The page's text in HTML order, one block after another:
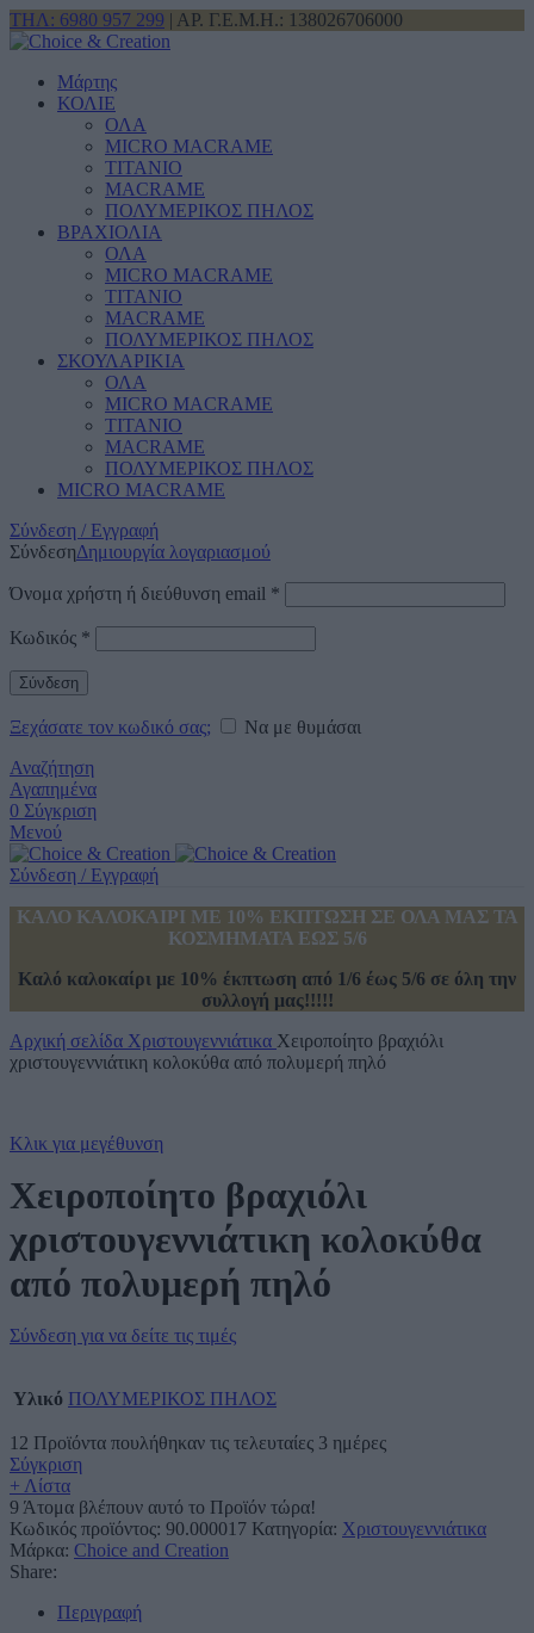
ΤΗΛ: 6980 957 299 | ΑΡ. Γ.Ε.Μ.Η.: 138026706000
Μάρτης
ΚΟΛΙΕ
ΟΛΑ
MICRO MACRAME
ΤΙΤΑΝΙΟ
MACRAME
ΠΟΛΥΜΕΡΙΚΟΣ ΠΗΛΟΣ
ΒΡΑΧΙΟΛΙΑ
ΟΛΑ
MICRO MACRAME
ΤΙΤΑΝΙΟ
MACRAME
ΠΟΛΥΜΕΡΙΚΟΣ ΠΗΛΟΣ
ΣΚΟΥΛΑΡΙΚΙΑ
ΟΛΑ
MICRO MACRAME
ΤΙΤΑΝΙΟ
MACRAME
ΠΟΛΥΜΕΡΙΚΟΣ ΠΗΛΟΣ
MICRO MACRAME
Σύνδεση / Εγγραφή
ΣύνδεσηΔημιουργία λογαριασμού
Όνομα χρήστη ή διεύθυνση email *
Κωδικός *
Σύνδεση
Ξεχάσατε τον κωδικό σας;
Να με θυμάσαι
Αναζήτηση
Αγαπημένα
0 Σύγκριση
Μενού
Σύνδεση / Εγγραφή
ΚΑΛΟ ΚΑΛΟΚΑΙΡΙ ΜΕ 10% ΕΚΠΤΩΣΗ ΣΕ ΟΛΑ ΜΑΣ ΤΑ
ΚΟΣΜΗΜΑΤΑ ΕΩΣ 5/6
Καλό καλοκαίρι με 10% έκπτωση από 1/6 έως 5/6 σε όλη την
συλλογή μας!!!!!
Αρχική σελίδα Χριστουγεννιάτικα Χειροποίητο βραχιόλι
χριστουγεννιάτικη κολοκύθα από πολυμερή πηλό
Κλικ για μεγέθυνση
Χειροποίητο βραχιόλι
χριστουγεννιάτικη κολοκύθα
από πολυμερή πηλό
Σύνδεση για να δείτε τις τιμές
Υλικό ΠΟΛΥΜΕΡΙΚΟΣ ΠΗΛΟΣ
12 Προϊόντα πουλήθηκαν τις τελευταίες 3 ημέρες
Σύγκριση
+ Λίστα
9 Άτομα βλέπουν αυτό το Προϊόν τώρα!
Κωδικός προϊόντος: 90.000017 Κατηγορία: Χριστουγεννιάτικα
Μάρκα: Choice and Creation
Share:
Περιγραφή